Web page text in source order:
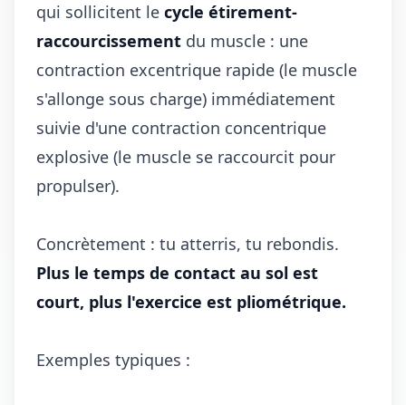
qui sollicitent le cycle étirement-
raccourcissement du muscle : une
contraction excentrique rapide (le muscle
s'allonge sous charge) immédiatement
suivie d'une contraction concentrique
explosive (le muscle se raccourcit pour
propulser).
Concrètement : tu atterris, tu rebondis.
Plus le temps de contact au sol est
court, plus l'exercice est pliométrique.
Exemples typiques :